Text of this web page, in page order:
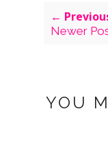
←
Newer
YOU